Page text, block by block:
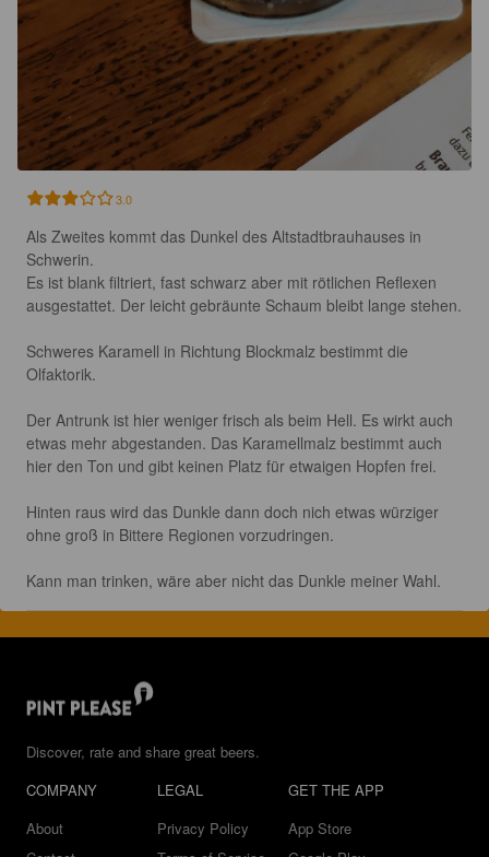
3.0
Als Zweites kommt das Dunkel des Altstadtbrauhauses in
Schwerin.
Es ist blank filtriert, fast schwarz aber mit rötlichen Reflexen
ausgestattet. Der leicht gebräunte Schaum bleibt lange stehen.
Schweres Karamell in Richtung Blockmalz bestimmt die
Olfaktorik.
Der Antrunk ist hier weniger frisch als beim Hell. Es wirkt auch
etwas mehr abgestanden. Das Karamellmalz bestimmt auch
hier den Ton und gibt keinen Platz für etwaigen Hopfen frei.
Hinten raus wird das Dunkle dann doch nich etwas würziger
ohne groß in Bittere Regionen vorzudringen.
Kann man trinken, wäre aber nicht das Dunkle meiner Wahl.
Discover, rate and share great beers.
COMPANY
About
LEGAL
Privacy Policy
GET THE APP
App Store